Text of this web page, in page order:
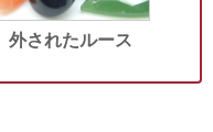
外されたルース